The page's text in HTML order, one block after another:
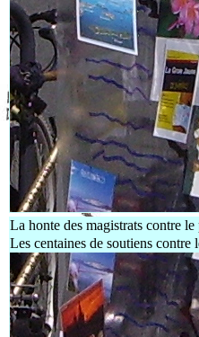
La honte des magistrats contre
Les centaines de soutiens contre